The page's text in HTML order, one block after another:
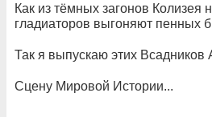
Как из тёмных загонов Колизея
гладиаторов выгоняют пенных
Так я выпускаю этих Всадников
Сцену Мировой Истории...